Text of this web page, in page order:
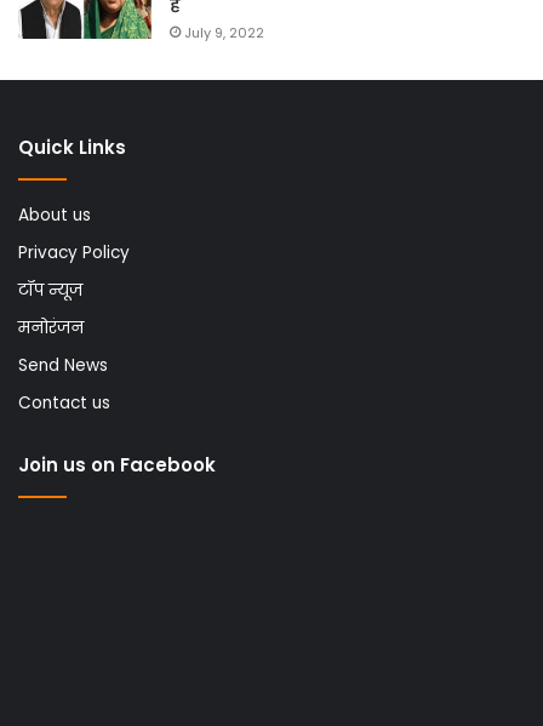
July 9, 2022
Quick Links
About us
Privacy Policy
टॉप न्यूज
मनोरंजन
Send News
Contact us
Join us on Facebook